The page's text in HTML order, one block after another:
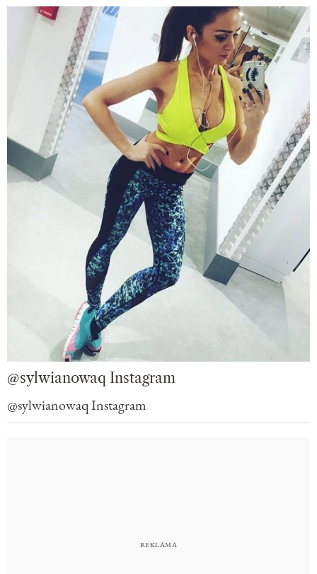
@sylwianowaq Instagram
@sylwianowaq Instagram